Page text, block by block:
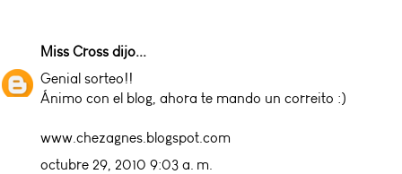
Miss Cross dijo...
Genial sorteo!!
Ánimo con el blog, ahora te mando un correito :)
www.chezagnes.blogspot.com
octubre 29, 2010 9:03 a. m.